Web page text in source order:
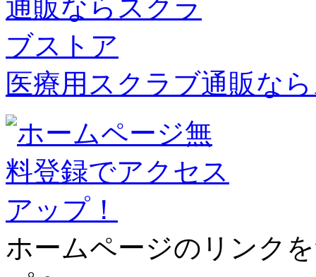
医療用スクラブ通販な
ホームページのリンク